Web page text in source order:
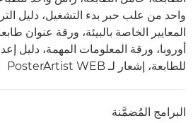
واحد من علب حبر بدء التشغيل، دليل
المعايير الخاصة بالبيئة، ورقة عنوان
أوروبا، ورقة المعلومات المهمة، دليل
للطابعة، إشعار لـ PosterArtist WEB
البرامج المُضمَّنة